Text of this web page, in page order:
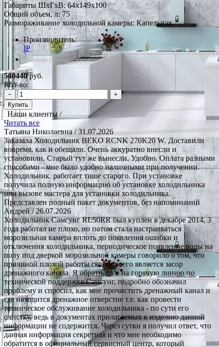
Габариты ШxГxВ: 64x149x100
Общий объем, л: 75
Размораживание холодильной камеры: Капельная
Производитель:
IP
*Наличие уточняйте у менеджера
540440руб.
Кол-во:
−
+
Купить
Наши клиенты /
Читать все
Татьяна Николаевна/ 31.07.2026
Заказала Холодильник BEKO RCNK 270K20 W. Доставили
вовремя. как и обещали. Очень аккуратно внесли и
установили. Старый тут же вынесли. Удобно. Оплата разными
способами - мне было удобно наличными при получении.
Холодильник. работает тише старого. При установке
получила полную информацию об установке холодильника
или вызове мастера для установки холодильника.
Представлен полный пакет документов, без напоминаний
Андрей/ 26.07.2026
Холодильник Самсунг RL50RR был куплен в декабре 2014, 3
года работал не плохо, но потом стала настраиваться
морозильная камера вплоть до появления ошибки и
отключения холодильника, периодическое появление воды на
полу под дверкой морозильной камеры говорило о том, что
причиной плохой работы скорее всего является засор
дренажного канала. Я обратился в на горячую линию по
технической поддержке Самсунг, подробно обозначил
проблему и спросил, как мне прочистить дренажный канал и
где находится дренажное отверстие т.е. как провести
техническое обслуживание холодильника - по сути его
очистку, ведь в документах прилагаемых к изделию данной
информации не содержится. Через сутки я получил ответ, что
данная информация секретная и что мне необходимо
обратится в официальный сервисный центр, который